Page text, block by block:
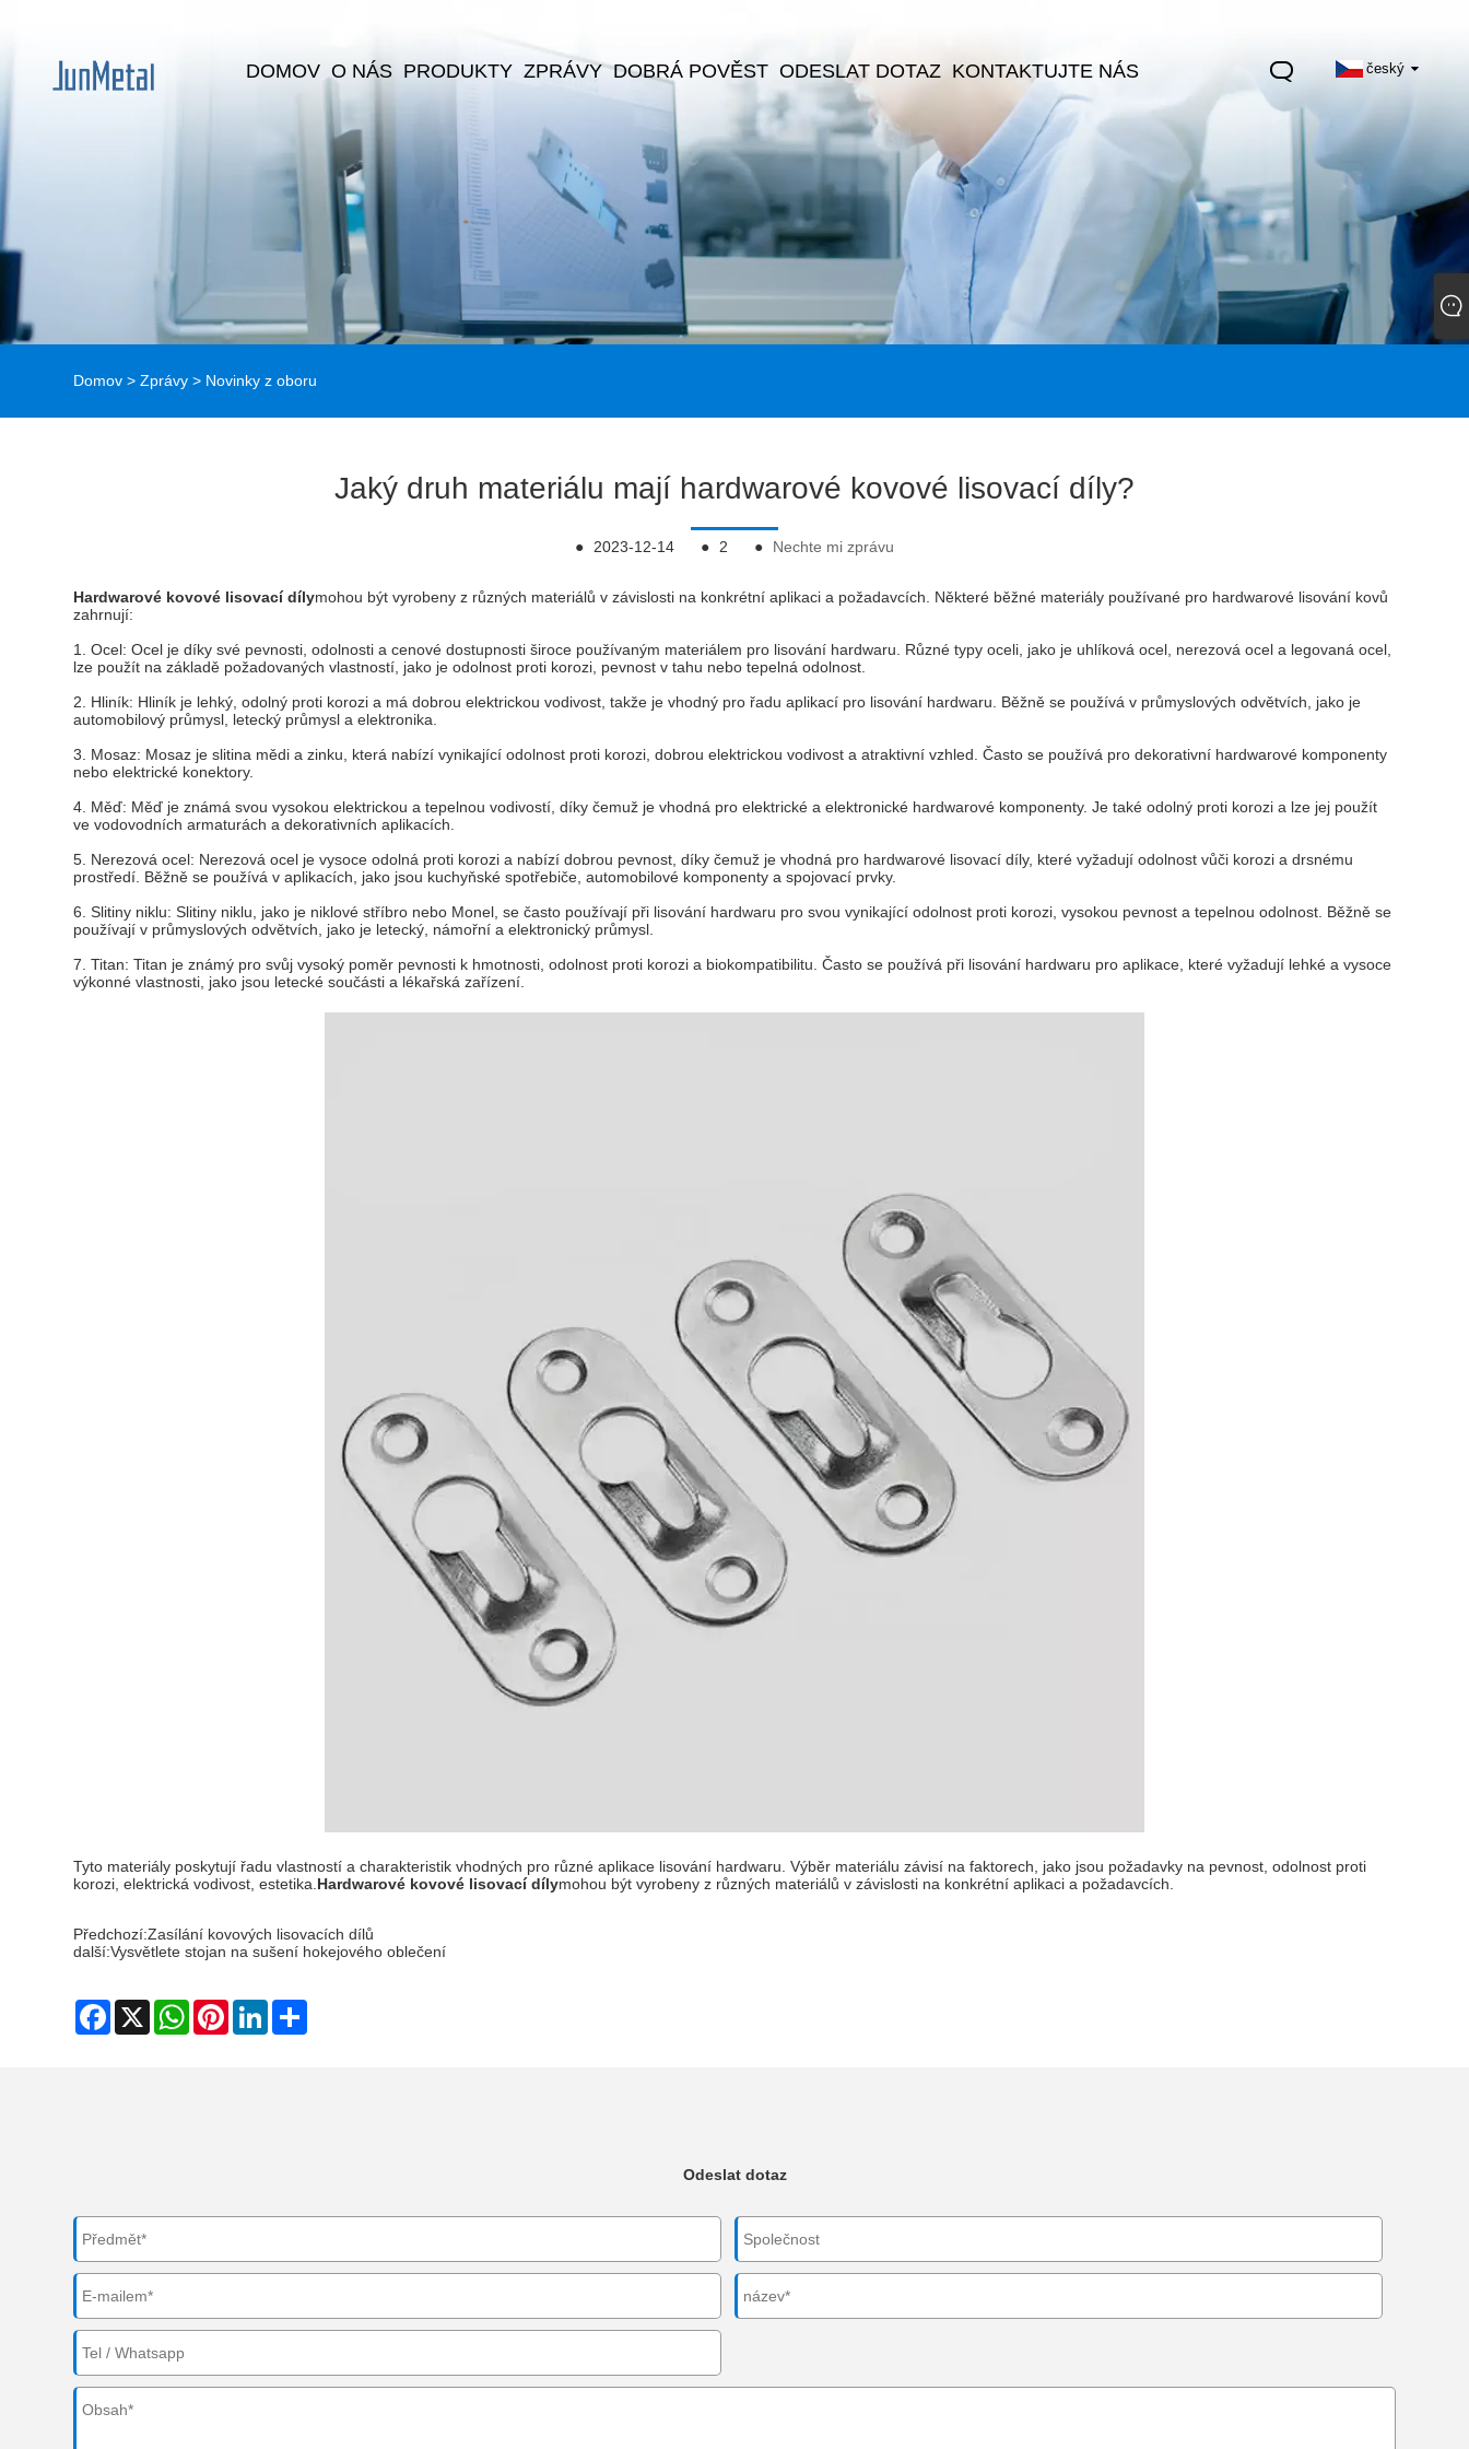
český
DOMOV O NÁS PRODUKTY ZPRÁVY DOBRÁ POVĚST ODESLAT DOTAZ KONTAKTUJTE NÁS
Domov > Zprávy > Novinky z oboru
Jaký druh materiálu mají hardwarové kovové lisovací díly?
● 2023-12-14 ● 2 ● Nechte mi zprávu
Hardwarové kovové lisovací dílymohou být vyrobeny z různých materiálů v závislosti na konkrétní aplikaci a požadavcích. Některé běžné materiály používané pro hardwarové lisování kovů
zahrnují:
1. Ocel: Ocel je díky své pevnosti, odolnosti a cenové dostupnosti široce používaným materiálem pro lisování hardwaru. Různé typy oceli, jako je uhlíková ocel, nerezová ocel a legovaná ocel,
lze použít na základě požadovaných vlastností, jako je odolnost proti korozi, pevnost v tahu nebo tepelná odolnost.
2. Hliník: Hliník je lehký, odolný proti korozi a má dobrou elektrickou vodivost, takže je vhodný pro řadu aplikací pro lisování hardwaru. Běžně se používá v průmyslových odvětvích, jako je
automobilový průmysl, letecký průmysl a elektronika.
3. Mosaz: Mosaz je slitina mědi a zinku, která nabízí vynikající odolnost proti korozi, dobrou elektrickou vodivost a atraktivní vzhled. Často se používá pro dekorativní hardwarové komponenty
nebo elektrické konektory.
4. Měď: Měď je známá svou vysokou elektrickou a tepelnou vodivostí, díky čemuž je vhodná pro elektrické a elektronické hardwarové komponenty. Je také odolný proti korozi a lze jej použít
ve vodovodních armaturách a dekorativních aplikacích.
5. Nerezová ocel: Nerezová ocel je vysoce odolná proti korozi a nabízí dobrou pevnost, díky čemuž je vhodná pro hardwarové lisovací díly, které vyžadují odolnost vůči korozi a drsnému
prostředí. Běžně se používá v aplikacích, jako jsou kuchyňské spotřebiče, automobilové komponenty a spojovací prvky.
6. Slitiny niklu: Slitiny niklu, jako je niklové stříbro nebo Monel, se často používají při lisování hardwaru pro svou vynikající odolnost proti korozi, vysokou pevnost a tepelnou odolnost. Běžně se
používají v průmyslových odvětvích, jako je letecký, námořní a elektronický průmysl.
7. Titan: Titan je známý pro svůj vysoký poměr pevnosti k hmotnosti, odolnost proti korozi a biokompatibilitu. Často se používá při lisování hardwaru pro aplikace, které vyžadují lehké a vysoce
výkonné vlastnosti, jako jsou letecké součásti a lékařská zařízení.
Tyto materiály poskytují řadu vlastností a charakteristik vhodných pro různé aplikace lisování hardwaru. Výběr materiálu závisí na faktorech, jako jsou požadavky na pevnost, odolnost proti
korozi, elektrická vodivost, estetika. Hardwarové kovové lisovací dílymohou být vyrobeny z různých materiálů v závislosti na konkrétní aplikaci a požadavcích.
Předchozí:Zasílání kovových lisovacích dílů
další:Vysvětlete stojan na sušení hokejového oblečení
Facebook
X WhatsAppPinterestLinkedIn
Odeslat dotaz